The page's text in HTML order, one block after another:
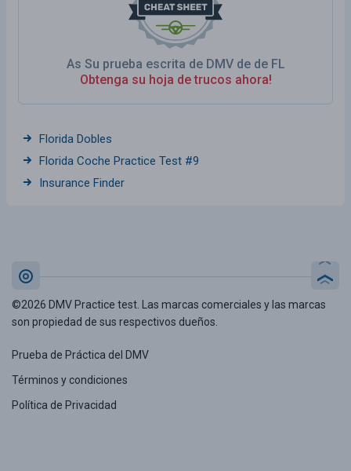
As Su prueba escrita de DMV de de FL
Obtenga su hoja de trucos ahora!
Florida Dobles
Florida Coche Practice Test #9
Insurance Finder
©2026 DMV Practice test. Las marcas comerciales y las marcas
son propiedad de sus respectivos dueños.
Prueba de Práctica del DMV
Términos y condiciones
Política de Privacidad